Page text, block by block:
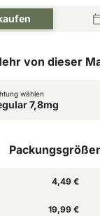
von dieser
wählen
7,8mg
4,49 €
19,99 €